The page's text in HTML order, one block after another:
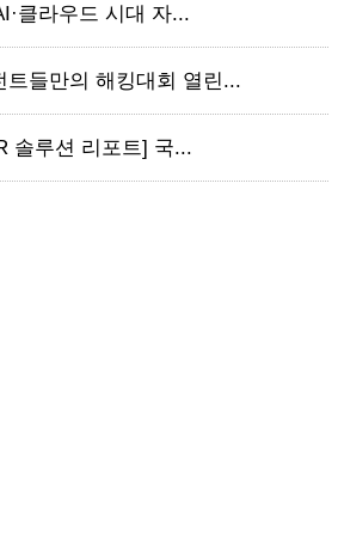
클라우드 시대 자...
트들만의 해킹대회 열린...
솔루션 리포트] 국...